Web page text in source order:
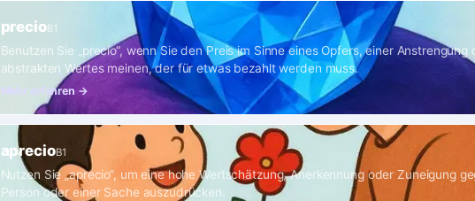
precioB1
Benutzen Sie „precio“, wenn Sie den Preis im Sinne eines Opfers, einer Anstrengung
abstrakten Wertes meinen, der für etwas bezahlt werden muss.
Mehr erfahren →
aprecioB1
Nutzen Sie „aprecio“, um eine hohe Wertschätzung, Anerkennung oder Zuneigung
Person oder einer Sache auszudrücken.